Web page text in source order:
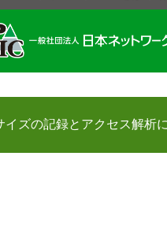
ズの記録とアクセス解析